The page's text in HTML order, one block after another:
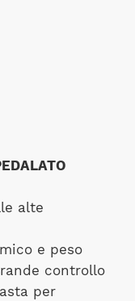
alte
e peso
controllo
per